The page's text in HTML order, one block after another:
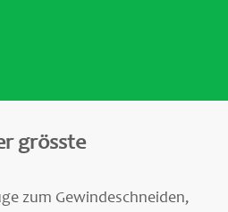
grösste
zum Gewindeschneiden,